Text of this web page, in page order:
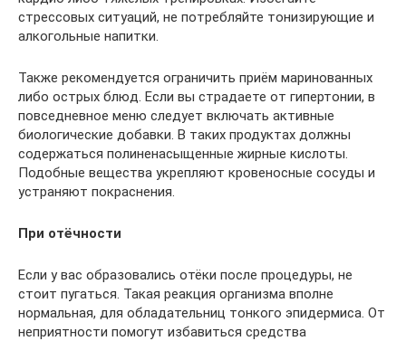
стрессовых ситуаций, не потребляйте тонизирующие и
алкогольные напитки.
Также рекомендуется ограничить приём маринованных
либо острых блюд. Если вы страдаете от гипертонии, в
повседневное меню следует включать активные
биологические добавки. В таких продуктах должны
содержаться полиненасыщенные жирные кислоты.
Подобные вещества укрепляют кровеносные сосуды и
устраняют покраснения.
При отёчности
Если у вас образовались отёки после процедуры, не
стоит пугаться. Такая реакция организма вполне
нормальная, для обладательниц тонкого эпидермиса. От
неприятности помогут избавиться средства